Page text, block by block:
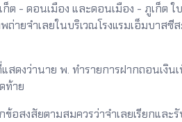
ต - ดอนเมือง และดอนเมือง - ภูเก็ต
ถ่ายจำเลยในบริเวณโรงแรมเอ็มบา
ว่านาย พ. ทำรายการฝากถอนเงิน
ท้าย
สัยตามสมควรว่าจำเลยเรียกและ